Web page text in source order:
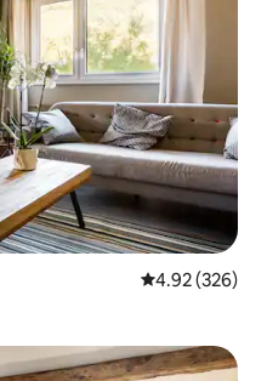
औसत रेटिंग 5 में से
4.92 (326)